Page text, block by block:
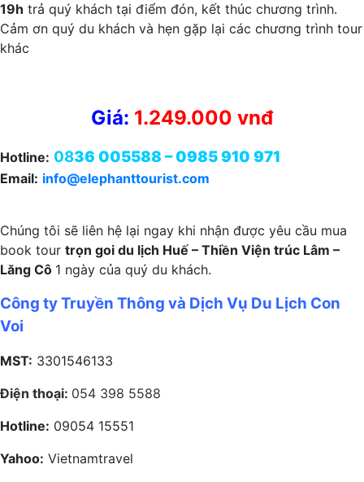
19h trả quý khách tại điểm đón, kết thúc chương trình.
Cảm ơn quý du khách và hẹn gặp lại các chương trình tour
khác
Giá: 1.249.000 vnđ
Hotline: 0836 005588 – 0985 910 971
Email: info@elephanttourist.com
Chúng tôi sẽ liên hệ lại ngay khi nhận được yêu cầu mua
book tour trọn goi du lịch Huế – Thiền Viện trúc Lâm –
Lăng Cô 1 ngày của quý du khách.
Công ty Truyền Thông và Dịch Vụ Du Lịch Con
Voi
MST: 3301546133
Điện thoại: 054 398 5588
Hotline: 09054 15551
Yahoo: Vietnamtravel